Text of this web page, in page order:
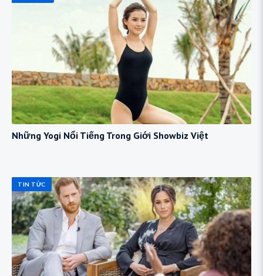
Những Yogi Nổi Tiếng Trong Giới Showbiz Việt
TIN TỨC